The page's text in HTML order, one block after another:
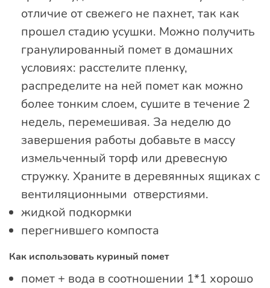
отличие от свежего не пахнет, так как
прошел стадию усушки. Можно получить
гранулированный помет в домашних
условиях: расстелите пленку,
распределите на ней помет как можно
более тонким слоем, сушите в течение 2
недель, перемешивая. За неделю до
завершения работы добавьте в массу
измельченный торф или древесную
стружку. Храните в деревянных ящиках с
вентиляционными отверстиями.
жидкой подкормки
перегнившего компоста
Как использовать куриный помет
помет + вода в соотношении 1*1 хорошо